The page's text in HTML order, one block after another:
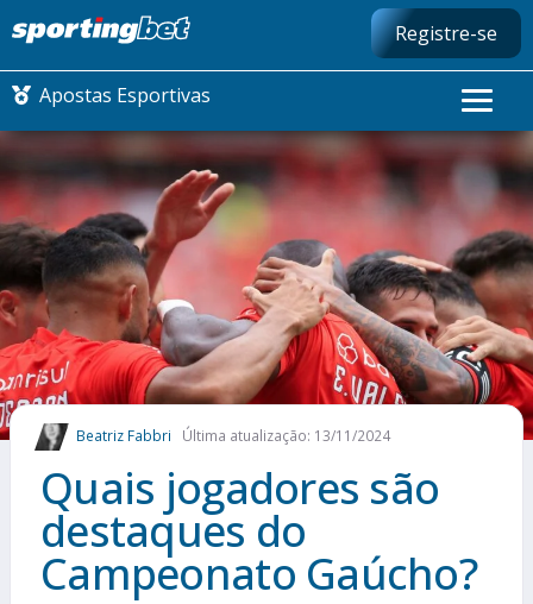
Registre-se
Apostas Esportivas
CONMEBOL LIBERTADORES
FUTEBOL NACIONAL
FUTEBOL INTERNACIONAL
COMO APOSTAR
MAIS ESPORTES
Beatriz Fabbri Última atualização: 13/11/2024
Quais jogadores são
destaques do
Campeonato Gaúcho?